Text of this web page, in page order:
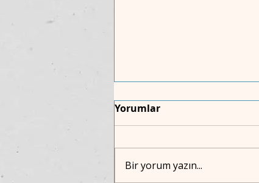
Yorumlar
Bir yorum yazın...